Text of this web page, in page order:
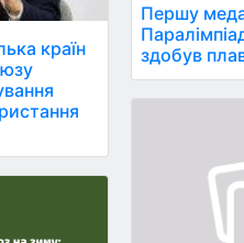
країн
Першу
здобув